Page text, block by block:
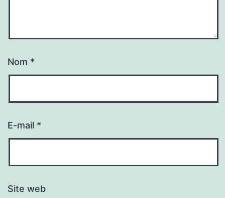
Nom *
E-mail *
Site web